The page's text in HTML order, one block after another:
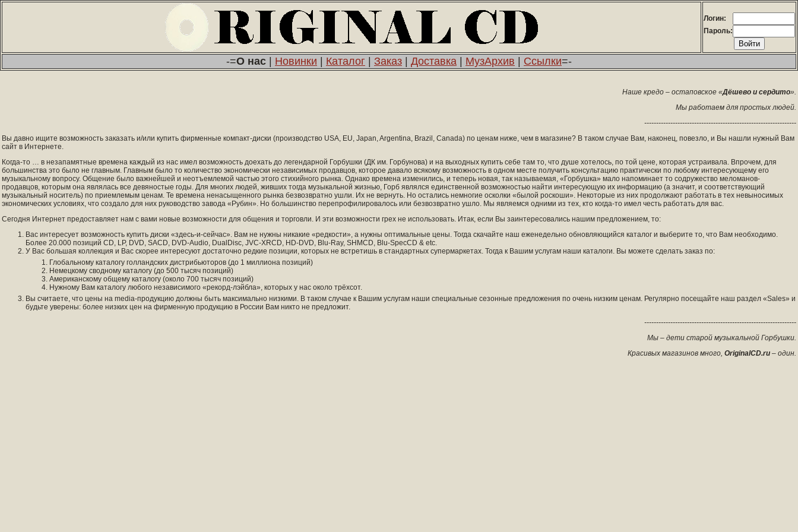
Логин:
Пароль:
-=О нас Новинки Каталог Заказ Доставка МузАрхив Ссылки=-
Наше кредо – остаповское «Дёшево и сердито».
Мы работаем для простых людей.
----------------------------------------------------------------
Вы давно ищите возможность заказать и/или купить фирменные компакт-диски (производство USA, EU, Japan, Argentina, Brazil, Canada) по ценам ниже, чем в магазине? В таком случае Вам, наконец, повезло, и Вы нашли нужный Вам
сайт в Интернете.
Когда-то … в незапамятные времена каждый из нас имел возможность доехать до легендарной Горбушки (ДК им. Горбунова) и на выходных купить себе там то, что душе хотелось, по той цене, которая устраивала. Впрочем, для
большинства это было не главным. Главным было то количество экономически независимых продавцов, которое давало всякому возможность в одном месте получить консультацию практически по любому интересующему его
музыкальному вопросу. Общение было важнейшей и неотъемлемой частью этого стихийного рынка. Однако времена изменились, и теперь новая, так называемая, «Горбушка» мало напоминает то содружество меломанов-
продавцов, которым она являлась все девяностые годы. Для многих людей, живших тогда музыкальной жизнью, Горб являлся единственной возможностью найти интересующую их информацию (а значит, и соответствующий
музыкальный носитель) по приемлемым ценам. Те времена ненасыщенного рынка безвозвратно ушли. Их не вернуть. Но остались немногие осколки «былой роскоши». Некоторые из них продолжают работать в тех невыносимых
экономических условиях, что создало для них руководство завода «Рубин». Но большинство перепрофилировалось или безвозвратно ушло. Мы являемся одними из тех, кто когда-то имел честь работать для вас.
Сегодня Интернет предоставляет нам с вами новые возможности для общения и торговли. И эти возможности грех не использовать. Итак, если Вы заинтересовались нашим предложением, то:
Вас интересует возможность купить диски «здесь-и-сейчас». Вам не нужны никакие «редкости», а нужны оптимальные цены. Тогда скачайте наш еженедельно обновляющийся каталог и выберите то, что Вам необходимо.
Более 20.000 позиций CD, LP, DVD, SACD, DVD-Audio, DualDisc, JVC-XRCD, HD-DVD, Blu-Ray, SHMCD, Blu-SpecCD & etc.
У Вас большая коллекция и Вас скорее интересуют достаточно редкие позиции, которых не встретишь в стандартных супермаркетах. Тогда к Вашим услугам наши каталоги. Вы можете сделать заказ по:
Глобальному каталогу голландских дистрибьюторов (до 1 миллиона позиций)
Немецкому сводному каталогу (до 500 тысяч позиций)
Американскому общему каталогу (около 700 тысяч позиций)
Нужному Вам каталогу любого независимого «рекорд-лэйбла», которых у нас около трёхсот.
Вы считаете, что цены на media-продукцию должны быть максимально низкими. В таком случае к Вашим услугам наши специальные сезонные предложения по очень низким ценам. Регулярно посещайте наш раздел «Sales» и
будьте уверены: более низких цен на фирменную продукцию в России Вам никто не предложит.
----------------------------------------------------------------
Мы – дети старой музыкальной Горбушки.
Красивых магазинов много, OriginalCD.ru – один.